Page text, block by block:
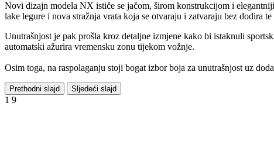
Novi dizajn modela NX ističe se jačom, širom konstrukcijom i
lake legure i nova stražnja vrata koja se otvaraju i zatvaraju bez dodira
Unutrašnjost je pak prošla kroz detaljne izmjene kako bi istaknuli
automatski ažurira vremensku zonu tijekom vožnje.
Osim toga, na raspolaganju stoji bogat izbor boja za unutrašnjost uz
Prethodni slajd Sljedeći slajd
1 9